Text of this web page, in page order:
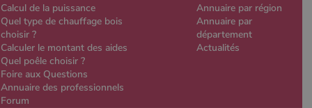
Calcul de la puissance
Quel type de chauffage bois
choisir ?
Calculer le montant des aides
Quel poêle choisir ?
Foire aux Questions
Annuaire des professionnels
Forum
Annuaire par région
Annuaire par
département
Actualités